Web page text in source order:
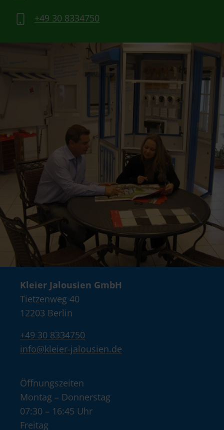
+49 30 8334750
Kleier Jalousien GmbH
Tietzenweg 40
12203 Berlin
+49 30 8334750
info@kleier-jalousien.de
Öffnungszeiten
Montag – Donnerstag
07:30 – 16:45 Uhr
Freitag